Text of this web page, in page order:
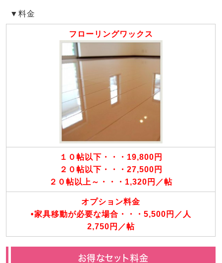
▼料金
フローリングワックス
１０帖以下・・・19,800円
２０帖以下・・・27,500円
２０帖以上～・・・1,320円／帖
オプション料金
•家具移動が必要な場合・・・5,500円／人
2,750円／帖
お得なセット料金